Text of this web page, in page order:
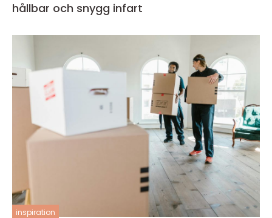
hållbar och snygg infart
inspiration